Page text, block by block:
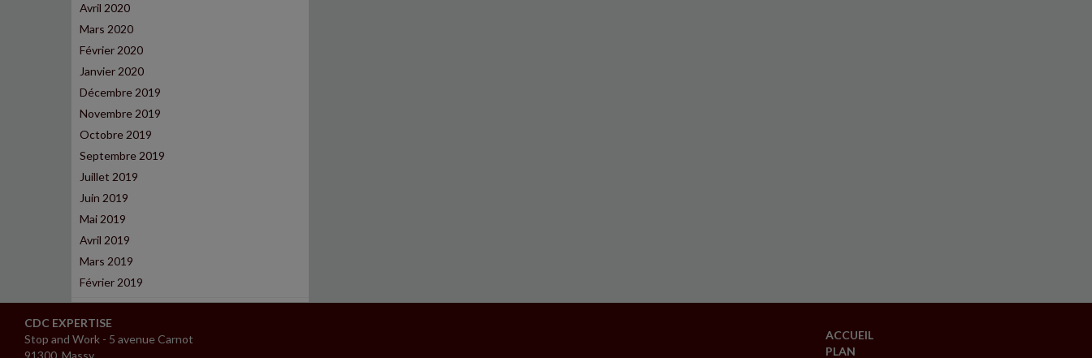
Avril 2020
Mars 2020
Février 2020
Janvier 2020
Décembre 2019
Novembre 2019
Octobre 2019
Septembre 2019
Juillet 2019
Juin 2019
Mai 2019
Avril 2019
Mars 2019
Février 2019
CDC EXPERTISE
Stop and Work - 5 avenue Carnot
91300 Massy
ACCUEIL
PLAN